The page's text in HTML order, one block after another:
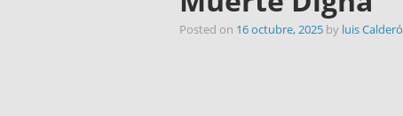
Posted on 16 octubre, 2025 by luis